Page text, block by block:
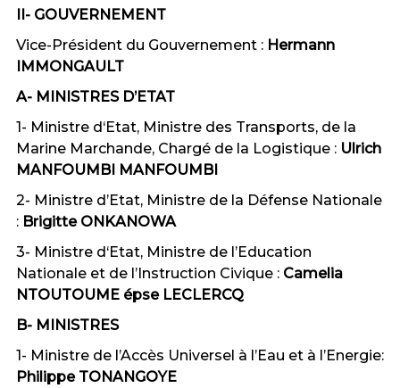
II- GOUVERNEMENT
Vice-Président du Gouvernement :Hermann
IMMONGAULT
A- MINISTRES D’ETAT
1- Ministre d‘Etat, Ministre des Transports, de la
Marine Marchande, Chargé de la Logistique : Ulrich
MANFOUMBI MANFOUMBI
2- Ministre d’Etat, Ministre de la Défense Nationale
: Brigitte ONKANOWA
3- Ministre d‘Etat, Ministre de l’Education
Nationale et de l’Instruction Civique : Camelia
NTOUTOUME épse LECLERCQ
B- MINISTRES
1- Ministre de l’Accès Universel à l’Eau et à l’Energie:
Philippe TONANGOYE